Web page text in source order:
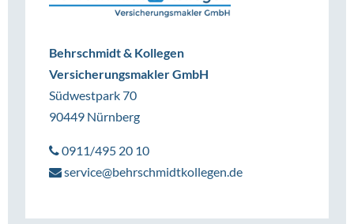
Behrschmidt & Kollegen
Versicherungsmakler GmbH
Südwestpark 70
90449 Nürnberg
0911/495 20 10
service@behrschmidtkollegen.de